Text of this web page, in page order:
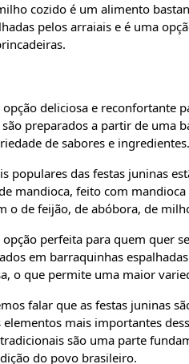
cozido é um alimento
pelos arraiais e é uma
opção deliciosa e reconfortante
preparados a partir de uma
de sabores e ingredientes.
populares das festas juninas
mandioca, feito com
o de feijão, de abóbora, de
opção perfeita para quem quer
em barraquinhas
o que permite uma maior
falar que as festas juninas
mais importantes
são uma parte
do povo brasileiro.